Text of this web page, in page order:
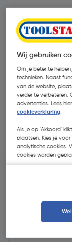
€ 2,95|
Kies
Wij gebruiken
Om je beter te
technieken. Naast
van de website,
verder te verbeteren.
advertenties. Lees
cookieverklaring.
Als je op 'Akkoord'
plaatsen. Kies je
analytische cookies.
cookies worden